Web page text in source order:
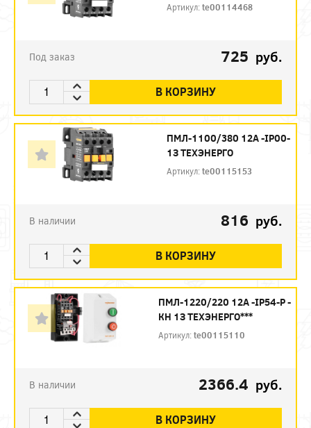
Артикул:te00114468
Под заказ 725 руб.
В КОРЗИНУ
ПМЛ-1100/380 12А -IP00-
1З ТЕХЭНЕРГО
Артикул:te00115153
В наличии 816 руб.
В КОРЗИНУ
ПМЛ-1220/220 12А -IP54-Р -
КН 1З ТЕХЭНЕРГО***
Артикул:te00115110
В наличии 2366.4 руб.
В КОРЗИНУ